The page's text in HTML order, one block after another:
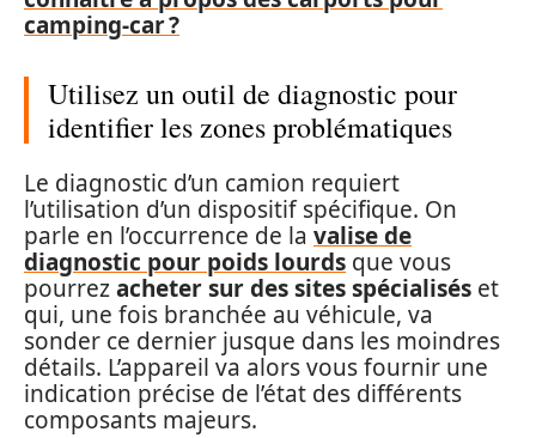
camping-car ?
Utilisez un outil de diagnostic pour
identifier les zones problématiques
Le diagnostic d’un camion requiert
l’utilisation d’un dispositif spécifique. On
parle en l’occurrence de la valise de
diagnostic pour poids lourds que vous
pourrezacheter sur des sites spécialisés et
qui, une fois branchée au véhicule, va
sonder ce dernier jusque dans les moindres
détails. L’appareil va alors vous fournir une
indication précise de l’état des différents
composants majeurs.